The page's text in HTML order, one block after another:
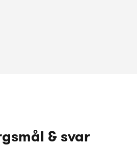
& svar